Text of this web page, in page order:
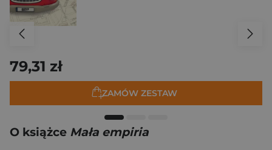
79,31 zł
ZAMÓW ZESTAW
O książce Mała empiria